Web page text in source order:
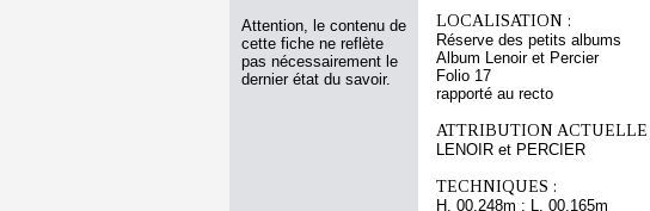
Attention, le contenu de
cette fiche ne reflète
pas nécessairement le
dernier état du savoir.
LOCALISATION :
Réserve des petits albums
Album Lenoir et Percier
Folio 17
rapporté au recto
ATTRIBUTION ACTUELLE
LENOIR et PERCIER
TECHNIQUES :
H. 00,248m ; L. 00,165m